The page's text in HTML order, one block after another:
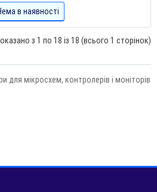
в наявності
з 1 по 18 із 18 (всього 1 сторінок)
для мікросхем, контролерів і моніторів